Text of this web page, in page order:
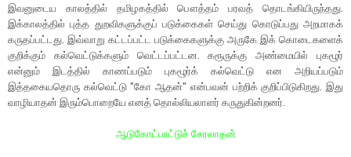
இவனுடைய காலத்தில் தமிழகத்தில் பௌத்தம் பரவத் தொடங்கியிருந்தது.
இக்காலத்தில் புத்த துறவிகளுக்குப் படுக்கைகள் செய்து கொடுப்பது அறமாகக்
கருதப்பட்டது. இவ்வாறு கட்டப்பட்ட படுக்கைகளுக்கு அருகே இக் கொடைகளைக்
குறிக்கும் கல்வெட்டுக்களும் வெட்டப்பட்டன. கரூருக்கு அண்மையில் புகழூர்
என்னும் இடத்தில் காணப்படும் புகழூர்க் கல்வெட்டு என அறியப்படும்
இத்தகையதொரு கல்வெட்டு "கோ ஆதன்" என்பவன் பற்றிக் குறிப்பிடுகிறது. இது
வாழியாதன் இரும்பொறையே எனத் தொல்லியலாளர் கருதுகின்றனர்.
ஆடுகோட்பாட்டுச் சேரலாதன்